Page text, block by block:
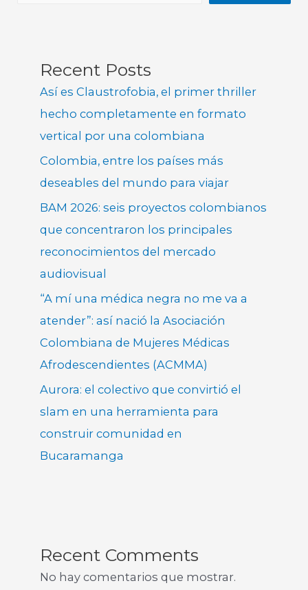
Recent Posts
Así es Claustrofobia, el primer thriller
hecho completamente en formato
vertical por una colombiana
Colombia, entre los países más
deseables del mundo para viajar
BAM 2026: seis proyectos colombianos
que concentraron los principales
reconocimientos del mercado
audiovisual
“A mí una médica negra no me va a
atender”: así nació la Asociación
Colombiana de Mujeres Médicas
Afrodescendientes (ACMMA)
Aurora: el colectivo que convirtió el
slam en una herramienta para
construir comunidad en
Bucaramanga
Recent Comments
No hay comentarios que mostrar.